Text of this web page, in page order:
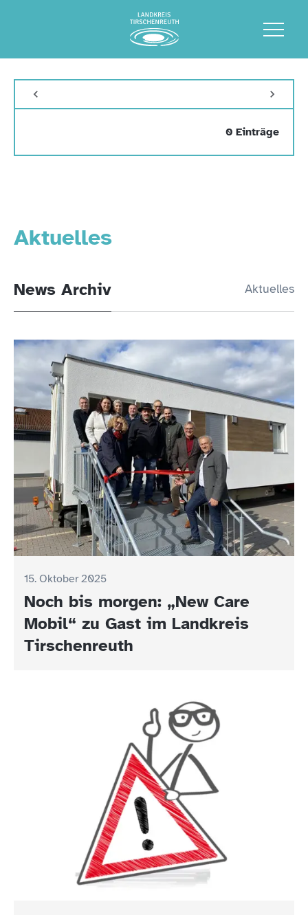
Aktuelles
News Archiv Aktuelles
15. Oktober 2025
Noch bis morgen: „New Care
Mobil“ zu Gast im Landkreis
Tirschenreuth
15. Oktober 2025
Mütter-/Väter-Beratung am
21.10.2025 im Gesundheitsamt
Tirschenreuth
0 Einträge